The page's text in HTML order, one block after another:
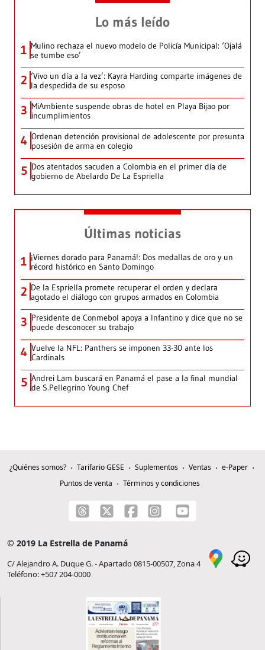
Lo más leído
1 Mulino rechaza el nuevo modelo de Policía Municipal: ‘Ojalá
se tumbe eso’
2 ‘Vivo un día a la vez’: Kayra Harding comparte imágenes de
la despedida de su esposo
3 MiAmbiente suspende obras de hotel en Playa Bijao por
incumplimientos
4 Ordenan detención provisional de adolescente por presunta
posesión de arma en colegio
5 Dos atentados sacuden a Colombia en el primer día de
gobierno de Abelardo De La Espriella
Últimas noticias
1 ¡Viernes dorado para Panamá!: Dos medallas de oro y un
récord histórico en Santo Domingo
2 De la Espriella promete recuperar el orden y declara
agotado el diálogo con grupos armados en Colombia
3 Presidente de Conmebol apoya a Infantino y dice que no se
puede desconocer su trabajo
4 Vuelve la NFL: Panthers se imponen 33-30 ante los
Cardinals
5 Andrei Lam buscará en Panamá el pase a la final mundial
de S.Pellegrino Young Chef
¿Quiénes somos? Tarifario GESE Suplementos Ventas
e-Paper
Puntos de venta
Términos y condiciones
© 2019 La Estrella de Panamá
C/ Alejandro A. Duque G. - Apartado 0815-00507, Zona 4
Teléfono: +507 204-0000